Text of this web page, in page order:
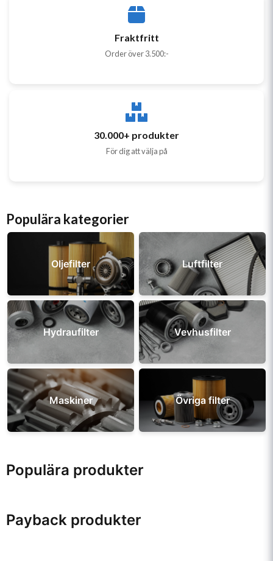
Fraktfritt
Order över 3.500:-
30.000+ produkter
För dig att välja på
Populära kategorier
Oljefilter Luftfilter
Hydraufilter Vevhusfilter
Maskiner Övriga filter
Populära produkter
Payback produkter